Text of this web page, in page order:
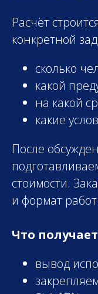
Расчёт
конкретной
сколько
какой
на какой
какие
После
стоимости.
и формат
Что
вывод